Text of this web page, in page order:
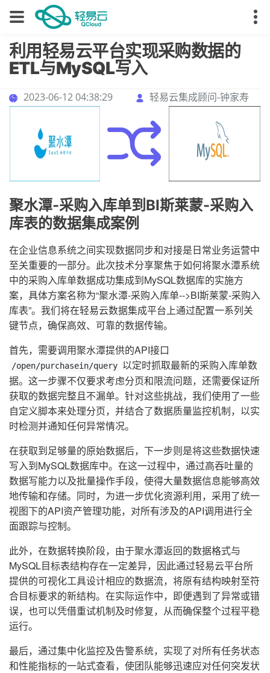
利用轻易云平台实现采购数据的
ETL与MySQL写入
2023-06-12 04:38:29 轻易云集成顾问-钟家寿
聚水潭-采购入库单到BI斯莱蒙-采购入
库表的数据集成案例
在企业信息系统之间实现数据同步和对接是日常业务运营中
至关重要的一部分。此次技术分享聚焦于如何将聚水潭系统
中的采购入库单数据成功集成到MySQL数据库的实施方
案，具体方案名称为“聚水潭-采购入库单-->BI斯莱蒙-采购入
库表”。我们将在轻易云数据集成平台上通过配置一系列关
键节点，确保高效、可靠的数据传输。
首先，需要调用聚水潭提供的API接口
/open/purchasein/query 以定时抓取最新的采购入库单数
据。这一步骤不仅要求考虑分页和限流问题，还需要保证所
获取的数据完整且不漏单。针对这些挑战，我们使用了一些
自定义脚本来处理分页，并结合了数据质量监控机制，以实
时检测并通知任何异常情况。
在获取到足够量的原始数据后，下一步则是将这些数据快速
写入到MySQL数据库中。在这一过程中，通过高吞吐量的
数据写能力以及批量操作手段，使得大量数据信息能够高效
地传输和存储。同时，为进一步优化资源利用，采用了统一
视图下的API资产管理功能，对所有涉及的API调用进行全
面跟踪与控制。
此外，在数据转换阶段，由于聚水潭返回的数据格式与
MySQL目标表结构存在一定差异，因此通过轻易云平台所
提供的可视化工具设计相应的数据流，将原有结构映射至符
合目标要求的新结构。在实际运作中，即便遇到了异常或错
误，也可以凭借重试机制及时修复，从而确保整个过程平稳
运行。
最后，通过集中化监控及告警系统，实现了对所有任务状态
和性能指标的一站式查看，使团队能够迅速应对任何突发状